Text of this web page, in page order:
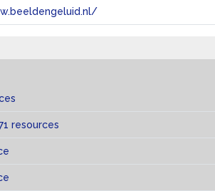
resources